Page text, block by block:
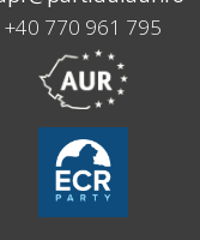
+40 770 961 795